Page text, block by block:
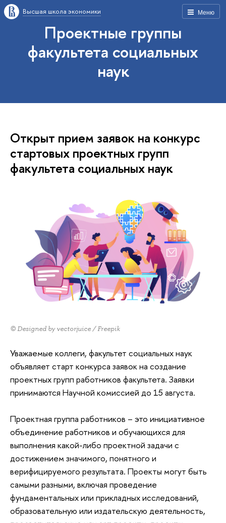
Меню
Высшая школа экономики
Проектные группы
факультета социальных
наук
Открыт прием заявок на конкурс
стартовых проектных групп
факультета социальных наук
© Designed by vectorjuice / Freepik
Уважаемые коллеги, факультет социальных наук
объявляет старт конкурса заявок на создание
проектных групп работников факультета. Заявки
принимаются Научной комиссией до 15 августа.
Проектная группа работников – это инициативное
объединение работников и обучающихся для
выполнения какой-либо проектной задачи с
достижением значимого, понятного и
верифицируемого результата. Проекты могут быть
самыми разными, включая проведение
фундаментальных или прикладных исследований,
образовательную или издательскую деятельность,